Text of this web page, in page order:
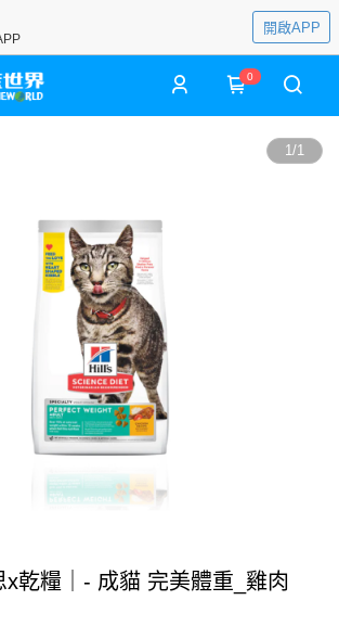
開啟APP
0
1/1
x乾糧｜- 成貓 完美體重_雞肉